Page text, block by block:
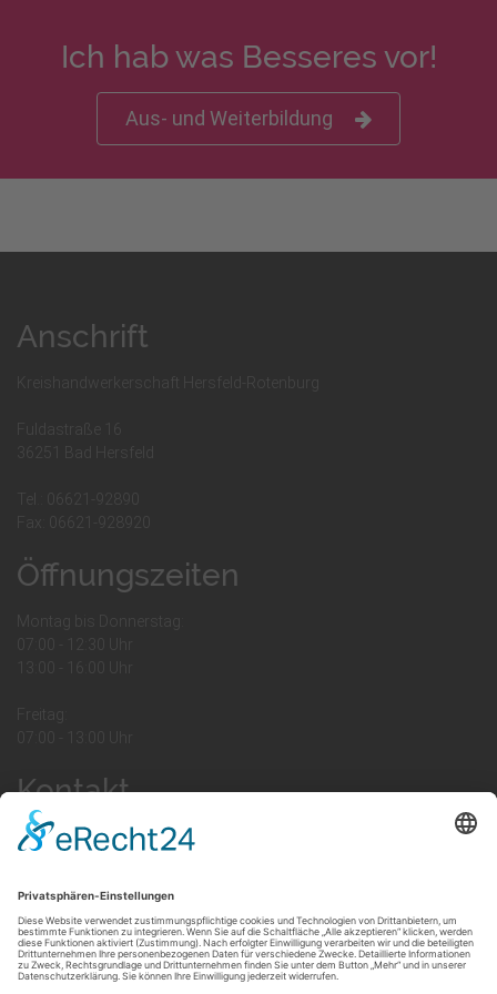
Ich hab was Besseres vor!
Aus- und Weiterbildung
Anschrift
Kreishandwerkerschaft Hersfeld-Rotenburg
Fuldastraße 16
36251 Bad Hersfeld
Tel.: 06621-92890
Fax: 06621-928920
Öffnungszeiten
Montag bis Donnerstag:
07:00 - 12:30 Uhr
13:00 - 16:00 Uhr
Freitag:
07:00 - 13:00 Uhr
Kontakt
Ihr Kontakt zu uns